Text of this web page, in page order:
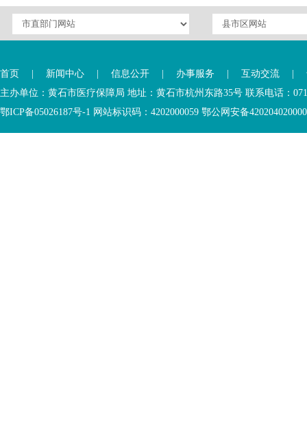
首页 新闻中心 信息公开 办事服务 互动交流
主办单位：黄石市医疗保障局 地址：黄石市杭州东路35号 联系电话：
鄂ICP备05026187号-1 网站标识码：4202000059 鄂公网安备